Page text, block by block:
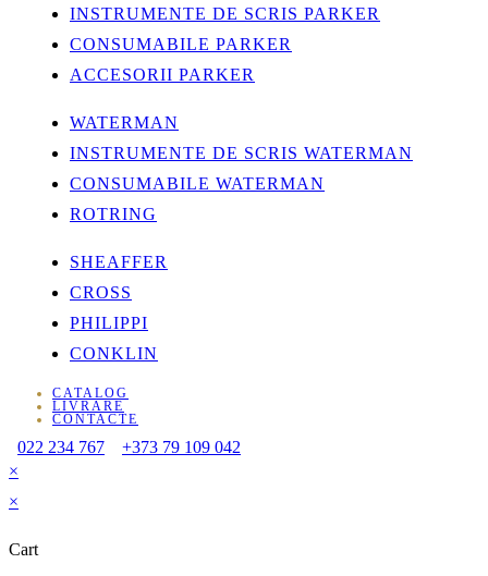
INSTRUMENTE DE SCRIS PARKER
CONSUMABILE PARKER
ACCESORII PARKER
WATERMAN
INSTRUMENTE DE SCRIS WATERMAN
CONSUMABILE WATERMAN
ROTRING
SHEAFFER
CROSS
PHILIPPI
CONKLIN
CATALOG
LIVRARE
CONTACTE
022 234 767
+373 79 109 042
×
×
Cart